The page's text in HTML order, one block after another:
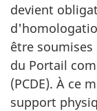
devient
être
du Portail
(PCDE). À ce
support